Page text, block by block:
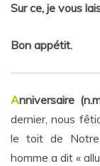
Sur ce, je vous
Bon appétit.
Anniversaire
dernier, nous
le toit de
homme a dit «